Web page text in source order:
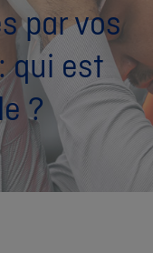
par vos
qui est
?